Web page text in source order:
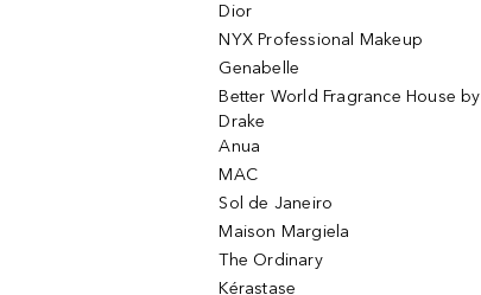
Dior
NYX Professional Makeup
Genabelle
Better World Fragrance House by
Drake
Anua
MAC
Sol de Janeiro
Maison Margiela
The Ordinary
Kérastase